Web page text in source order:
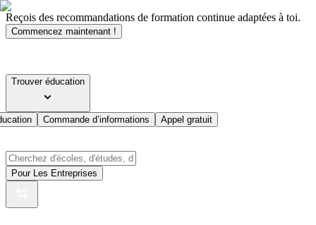
Reçois des recommandations de formation continue adaptées à toi.
Commencez maintenant !
Trouver éducation
Commande d’informations Appel gratuit
Pour Les Entreprises